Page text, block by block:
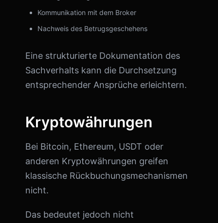
Kommunikation mit dem Broker
Nachweis des Betrugsgeschehens
Eine strukturierte Dokumentation des
Sachverhalts kann die Durchsetzung
entsprechender Ansprüche erleichtern.
Kryptowährungen
Bei Bitcoin, Ethereum, USDT oder
anderen Kryptowährungen greifen
klassische Rückbuchungsmechanismen
nicht.
Das bedeutet jedoch nicht